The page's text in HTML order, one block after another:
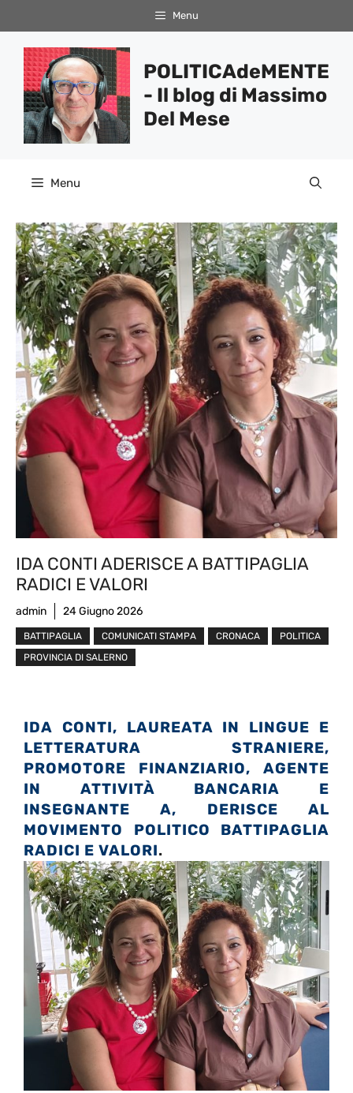
al
contenuto
Menu
POLITICAdeMENTE
- Il blog di Massimo
Del Mese
Menu
IDA CONTI ADERISCE A BATTIPAGLIA
RADICI E VALORI
admin 24 Giugno 2026
BATTIPAGLIA COMUNICATI STAMPA CRONACA
POLITICA
PROVINCIA DI SALERNO
IDA CONTI, LAUREATA IN LINGUE E
LETTERATURA STRANIERE,
PROMOTORE FINANZIARIO, AGENTE
IN ATTIVITÀ BANCARIA E
INSEGNANTEA, DERISCE AL
MOVIMENTO POLITICO BATTIPAGLIA
RADICI E VALORI.